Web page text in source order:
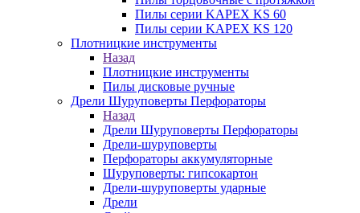
Пилы серии KAPEX KS 60
Пилы серии KAPEX KS 120
Плотницкие инструменты
Назад
Плотницкие инструменты
Пилы дисковые ручные
Дрели Шуруповерты Перфораторы
Назад
Дрели Шуруповерты Перфораторы
Дрели-шуруповерты
Перфораторы аккумуляторные
Шуруповерты: гипсокартон
Дрели-шуруповерты ударные
Дрели